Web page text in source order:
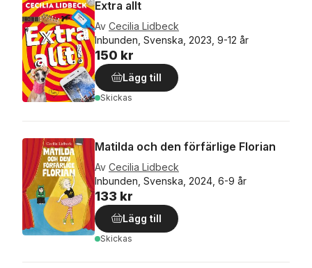
Extra allt
Av Cecilia Lidbeck
Inbunden, Svenska, 2023, 9-12 år
150 kr
Lägg till
Skickas
Matilda och den förfärlige Florian
Av Cecilia Lidbeck
Inbunden, Svenska, 2024, 6-9 år
133 kr
Lägg till
Skickas